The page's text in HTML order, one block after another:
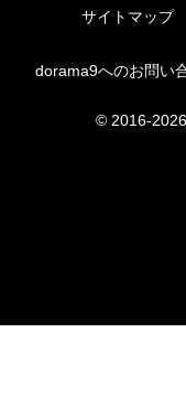
サイトマップ
dorama9へのお問い
© 2016-